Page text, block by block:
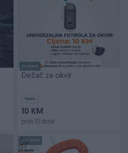
Dostupno
Dežač za okvir
Novo
10 KM
prije 15 dana
PIK SHOP